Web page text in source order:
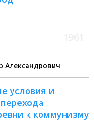
Александрович
условия и
к коммунизму